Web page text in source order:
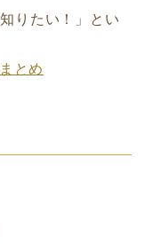
りたい！」とい
とめ